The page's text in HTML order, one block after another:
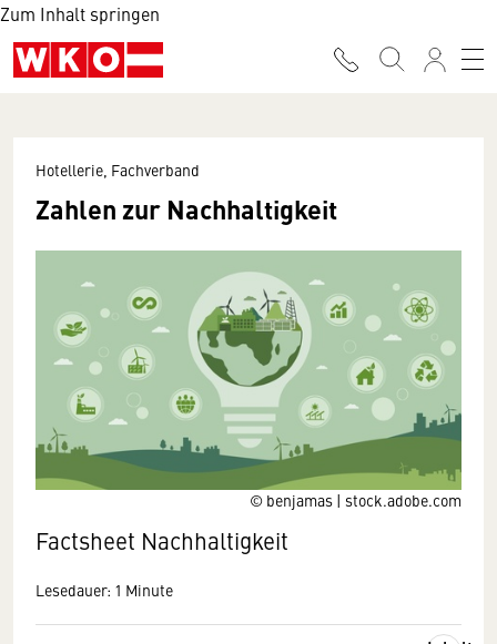
Zum Inhalt springen
© benjamas | stock.adobe.com
Hotellerie, Fachverband
Zahlen zur Nachhaltigkeit
Factsheet Nachhaltigkeit
Lesedauer: 1 Minute